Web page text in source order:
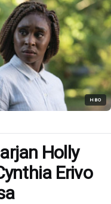
HBO
Holly
Erivo